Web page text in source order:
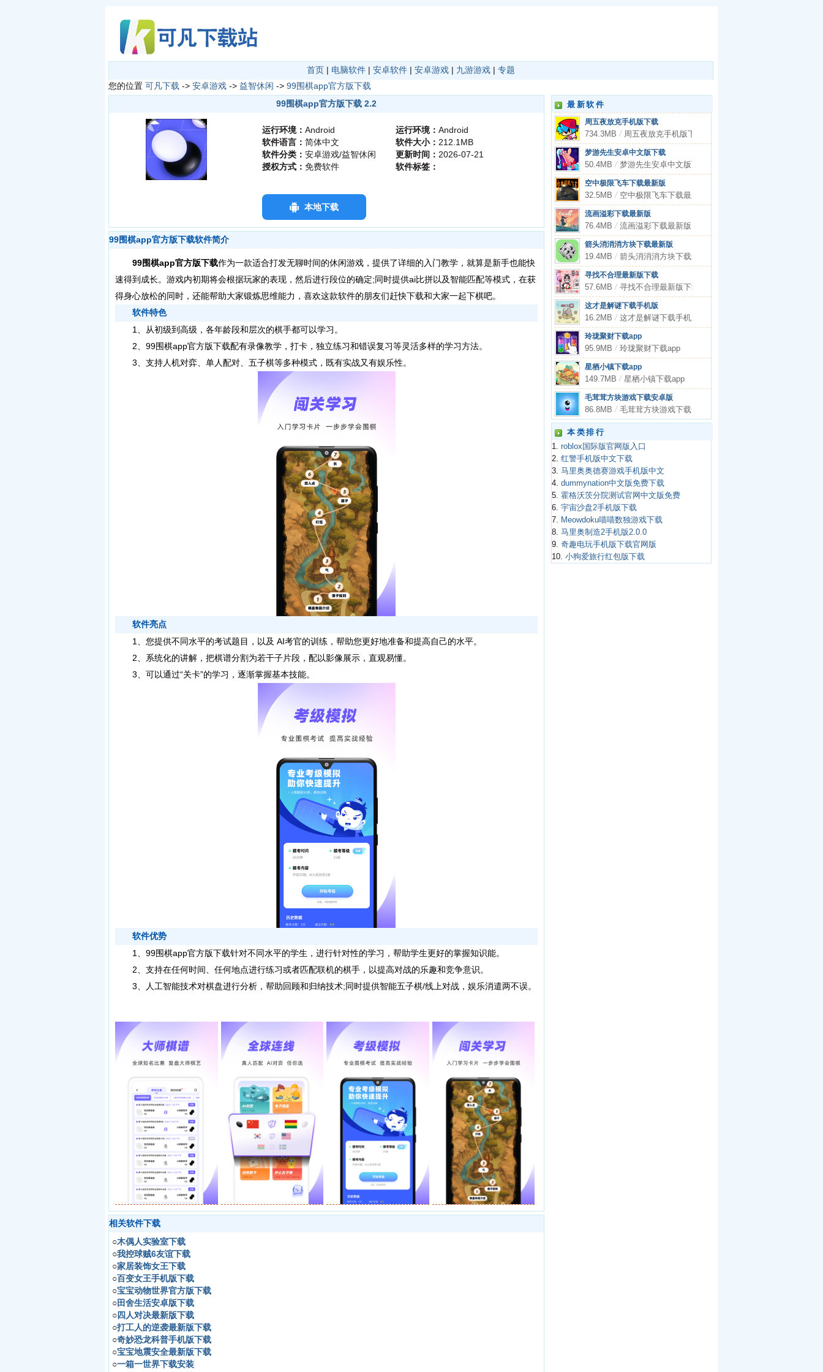
首页 | 电脑软件 | 安卓软件 | 安卓游戏 | 九游游戏 | 专题
您的位置 可凡下载 -> 安卓游戏 -> 益智休闲 -> 99围棋app官方版下载
99围棋app官方版下载 2.2
运行环境： Android
软件语言： 简体中文
软件分类： 安卓游戏/益智休闲
授权方式： 免费软件
运行环境： Android
软件大小： 212.1MB
更新时间： 2026-07-21
软件标签：
本地下载
99围棋app官方版下载软件简介
99围棋app官方版下载作为一款适合打发无聊时间的休闲游戏，提供了详细的入门教学，就算是新手也能快
速得到成长。游戏内初期将会根据玩家的表现，然后进行段位的确定;同时提供ai比拼以及智能匹配等模式，在获
得身心放松的同时，还能帮助大家锻炼思维能力，喜欢这款软件的朋友们赶快下载和大家一起下棋吧。
软件特色
1、从初级到高级，各年龄段和层次的棋手都可以学习。
2、 99围棋app官方版下载配有录像教学，打卡，独立练习和错误复习等灵活多样的学习方法。
3、支持人机对弈、单人配对、五子棋等多种模式，既有实战又有娱乐性。
软件亮点
1、您提供不同水平的考试题目，以及 AI考官的训练，帮助您更好地准备和提高自己的水平。
2、系统化的讲解，把棋谱分割为若干子片段，配以影像展示，直观易懂。
3、可以通过“关卡”的学习，逐渐掌握基本技能。
软件优势
1、 99围棋app官方版下载针对不同水平的学生，进行针对性的学习，帮助学生更好的掌握知识能。
2、支持在任何时间、任何地点进行练习或者匹配联机的棋手，以提高对战的乐趣和竞争意识。
3、人工智能技术对棋盘进行分析，帮助回顾和归纳技术;同时提供智能五子棋/线上对战，娱乐消遣两不误。
相关软件下载
○木偶人实验室下载
○我控球贼6友谊下载
○家居装饰女王下载
○百变女王手机版下载
○宝宝动物世界官方版下载
○田舍生活安卓版下载
○四人对决最新版下载
○打工人的逆袭最新版下载
○奇妙恐龙科普手机版下载
○宝宝地震安全最新版下载
○一箱一世界下载安装
最新软件
周五夜放克手机版下载
734.3MB/ 周五夜放克手机版下载
梦游先生安卓中文版下载
50.4MB/ 梦游先生安卓中文版下载
空中极限飞车下载最新版
32.5MB/ 空中极限飞车下载最新版
流画溢彩下载最新版
76.4MB/ 流画溢彩下载最新版
箭头消消消方块下载最新版
19.4MB/ 箭头消消消方块下载最新版
寻找不合理最新版下载
57.6MB/ 寻找不合理最新版下载
这才是解谜下载手机版
16.2MB/ 这才是解谜下载手机版
玲珑聚财下载app
95.9MB/ 玲珑聚财下载app
星栖小镇下载app
149.7MB/ 星栖小镇下载app
毛茸茸方块游戏下载安卓版
86.8MB/ 毛茸茸方块游戏下载安卓版
本类排行
1. roblox国际版官网版入口
2. 红警手机版中文下载
3. 马里奥奥德赛游戏手机版中文
4. dummynation中文版免费下载
5. 霍格沃茨分院测试官网中文版免费
6. 宇宙沙盘2手机版下载
7. Meowdoku喵喵数独游戏下载
8. 马里奥制造2手机版2.0.0
9. 奇趣电玩手机版下载官网版
10. 小狗爱旅行红包版下载